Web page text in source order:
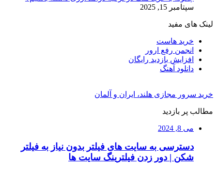
سپتامبر 15, 2025
لینک های مفید
خرید هاست
انجمن رفع ارور
افزایش بازدید رایگان
دانلود آهنگ
خرید سرور مجازی هلند، ایران و آلمان
مطالب پر بازدید
می 8, 2024
دسترسی به سایت های فیلتر بدون نیاز به فیلتر
شکن | دور زدن فیلترینگ سایت ها